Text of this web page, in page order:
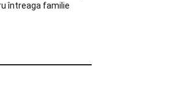
întreaga familie